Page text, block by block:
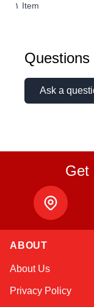
١ Item
Questions
Ask a
Get
ABOUT
About Us
Privacy Policy